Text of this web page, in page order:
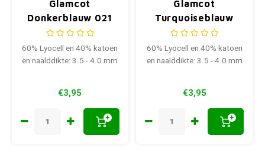
Glamcot
Donkerblauw 021
60% Lyocell en 40% katoen
en naalddikte: 3.5 - 4.0 mm
€3,95
+
Glamcot
Turquoiseblauw
013
60% Lyocell en 40% katoen
en naalddikte: 3.5 - 4.0 mm
€3,95
+